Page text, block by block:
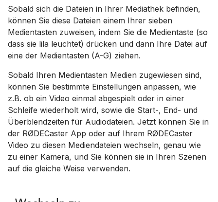
Sobald sich die Dateien in Ihrer Mediathek befinden,
können Sie diese Dateien einem Ihrer sieben
Medientasten zuweisen, indem Sie die Medientaste (so
dass sie lila leuchtet) drücken und dann Ihre Datei auf
eine der Medientasten (A-G) ziehen.
Sobald Ihren Medientasten Medien zugewiesen sind,
können Sie bestimmte Einstellungen anpassen, wie
z.B. ob ein Video einmal abgespielt oder in einer
Schleife wiederholt wird, sowie die Start-, End- und
Überblendzeiten für Audiodateien. Jetzt können Sie in
der RØDECaster App oder auf Ihrem RØDECaster
Video zu diesen Mediendateien wechseln, genau wie
zu einer Kamera, und Sie können sie in Ihren Szenen
auf die gleiche Weise verwenden.